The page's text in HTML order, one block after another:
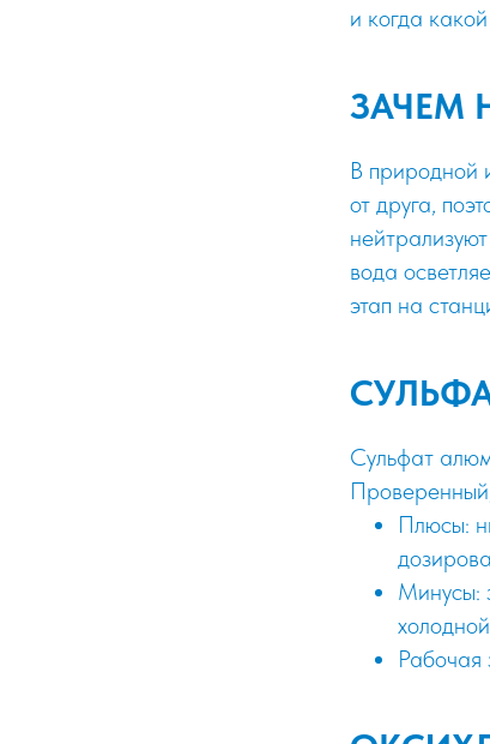
и когда
ЗАЧЕМ
В природной
от друга,
вода
этап на
Сульфат
Плюсы:
Минусы:
Рабочая